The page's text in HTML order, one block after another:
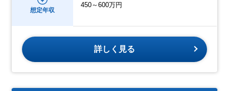
想定年収
450～600万円
詳しく見る